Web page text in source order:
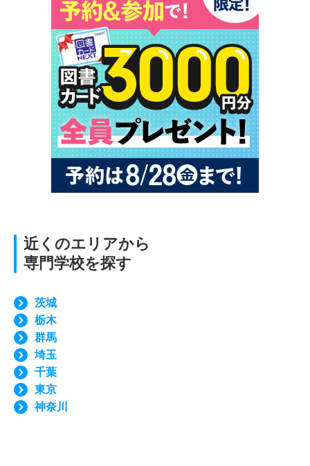
近くのエリアから
専門学校を探す
茨城
栃木
群馬
埼玉
千葉
東京
神奈川